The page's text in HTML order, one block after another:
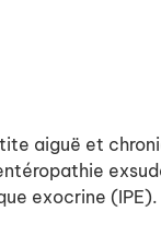
aiguë et
exocrine (IPE).